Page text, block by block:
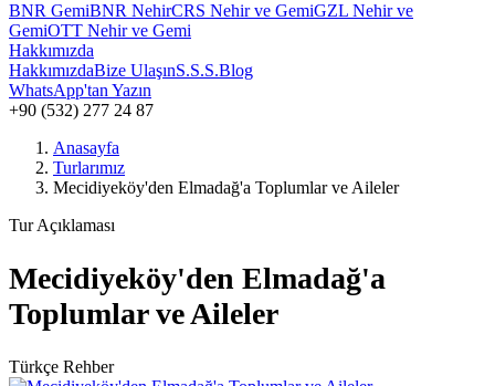
BNR GemiBNR NehirCRS Nehir ve GemiGZL Nehir ve
GemiOTT Nehir ve Gemi
Hakkımızda
HakkımızdaBize UlaşınS.S.S.Blog
WhatsApp'tan Yazın
+90 (532) 277 24 87
Anasayfa
Turlarımız
Mecidiyeköy'den Elmadağ'a Toplumlar ve Aileler
Tur Açıklaması
Mecidiyeköy'den Elmadağ'a
Toplumlar ve Aileler
Türkçe Rehber